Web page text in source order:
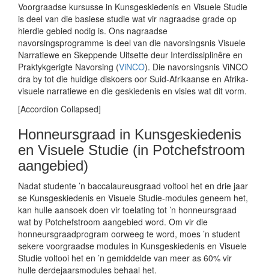
Voorgraadse kursusse in Kunsgeskiedenis en Visuele Studie
is deel van die basiese studie wat vir nagraadse grade op
hierdie gebied nodig is. Ons nagraadse
navorsingsprogramme is deel van die navorsingsnis Visuele
Narratiewe en Skeppende Uitsette deur Interdissiplinêre en
Praktykgerigte Navorsing (ViNCO). Die navorsingsnis ViNCO
dra by tot die huidige diskoers oor Suid-Afrikaanse en Afrika-
visuele narratiewe en die geskiedenis en visies wat dit vorm.
[Accordion Collapsed]
Honneursgraad in Kunsgeskiedenis
en Visuele Studie (in Potchefstroom
aangebied)
Nadat studente ’n baccalaureusgraad voltooi het en drie jaar
se Kunsgeskiedenis en Visuele Studie-modules geneem het,
kan hulle aansoek doen vir toelating tot ’n honneursgraad
wat by Potchefstroom aangebied word. Om vir die
honneursgraadprogram oorweeg te word, moes ’n student
sekere voorgraadse modules in Kunsgeskiedenis en Visuele
Studie voltooi het en ’n gemiddelde van meer as 60% vir
hulle derdejaarsmodules behaal het.